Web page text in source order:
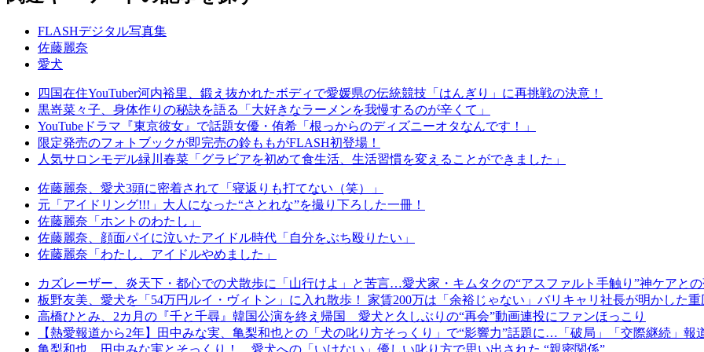
FLASHデジタル写真集
佐藤麗奈
愛犬
四国在住YouTuber河内裕里、鍛え抜かれたボディで愛媛県の伝統競技「はんぎり」に再挑戦の決意！
黒嵜菜々子、身体作りの秘訣を語る「大好きなラーメンを我慢するのが辛くて」
YouTubeドラマ『東京彼女』で話題女優・侑希「根っからのディズニーオタなんです！」
限定発売のフォトブックが即完売の鈴ももがFLASH初登場！
人気サロンモデル緑川春菜「グラビアを初めて食生活、生活習慣を変えることができました」
佐藤麗奈、愛犬3頭に密着されて「寝返りも打てない（笑）」
元「アイドリング!!!」大人になった“さとれな”を撮り下ろした一冊！
佐藤麗奈「ホントのわたし」
佐藤麗奈、顔面パイに泣いたアイドル時代「自分をぶち殴りたい」
佐藤麗奈「わたし、アイドルやめました」
カズレーザー、炎天下・都心での犬散歩に「山行けよ」と苦言…愛犬家・キムタクの“アスファルト手触り”神ケアと
板野友美、愛犬を「54万円ルイ・ヴィトン」に入れ散歩！ 家賃200万は「余裕じゃない」バリキャリ社長が明かした重
高橋ひとみ、2カ月の『千と千尋』韓国公演を終え帰国 愛犬と久しぶりの“再会”動画連投にファンほっこり
【熱愛報道から2年】田中みな実、亀梨和也との「犬の叱り方そっくり」で“影響力”話題に…「破局」「交際継続」報